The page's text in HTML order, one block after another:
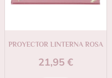
PROYECTOR LINTERNA ROSA
21,95 €